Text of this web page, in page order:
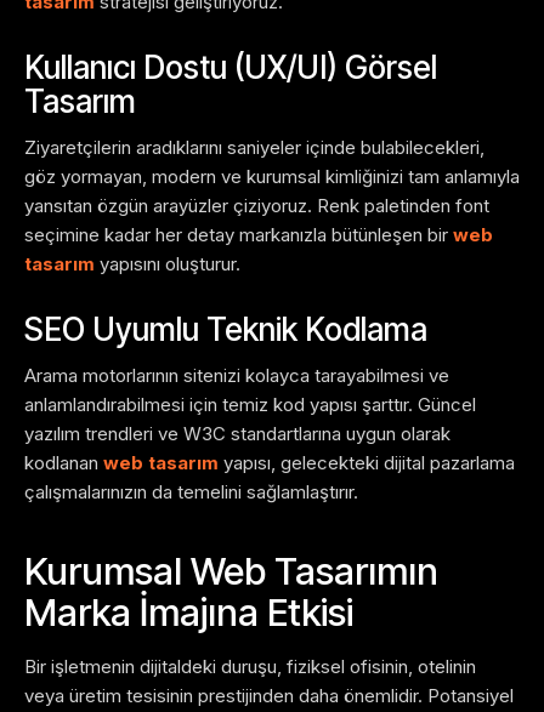
Kullanıcı Dostu (UX/UI) Görsel
Tasarım
Ziyaretçilerin aradıklarını saniyeler içinde bulabilecekleri,
göz yormayan, modern ve kurumsal kimliğinizi tam anlamıyla
yansıtan özgün arayüzler çiziyoruz. Renk paletinden font
seçimine kadar her detay markanızla bütünleşen bir web
tasarım yapısını oluşturur.
SEO Uyumlu Teknik Kodlama
Arama motorlarının sitenizi kolayca tarayabilmesi ve
anlamlandırabilmesi için temiz kod yapısı şarttır. Güncel
yazılım trendleri ve W3C standartlarına uygun olarak
kodlanan web tasarım yapısı, gelecekteki dijital pazarlama
çalışmalarınızın da temelini sağlamlaştırır.
Kurumsal Web Tasarımın
Marka İmajına Etkisi
Bir işletmenin dijitaldeki duruşu, fiziksel ofisinin, otelinin
veya üretim tesisinin prestijinden daha önemlidir. Potansiyel